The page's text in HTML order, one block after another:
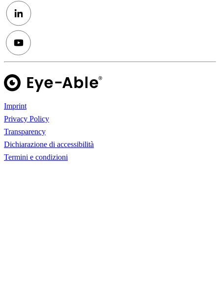
Imprint
Privacy Policy
Transparency
Dichiarazione di accessibilità
Termini e condizioni